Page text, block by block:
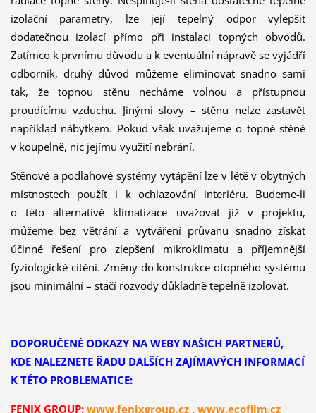
izolační parametry, lze její tepelný odpor vylepšit
dodatečnou izolací přímo při instalaci topných obvodů.
Zatímco k prvnímu důvodu a k eventuální nápravě se vyjádří
odborník, druhý důvod můžeme eliminovat snadno sami
tak, že topnou stěnu necháme volnou a přístupnou
proudícímu vzduchu. Jinými slovy – stěnu nelze zastavět
například nábytkem. Pokud však uvažujeme o topné stěně
v koupelně, nic jejímu využití nebrání.
Stěnové a podlahové systémy vytápění lze v létě v obytných
místnostech použít i k ochlazování interiéru. Budeme-li
o této alternativě klimatizace uvažovat již v projektu,
můžeme bez větrání a vytváření průvanu snadno získat
účinné řešení pro zlepšení mikroklimatu a příjemnější
fyziologické cítění. Změny do konstrukce otopného systému
jsou minimální – stačí rozvody důkladně tepelně izolovat.
DOPORUČENÉ ODKAZY NA WEBY NAŠICH PARTNERŮ,
KDE NALEZNETE ŘADU DALŠÍCH ZAJÍMAVÝCH INFORMACÍ
K TÉTO PROBLEMATICE:
FENIX GROUP: www.fenixgroup.cz , www.ecofilm.cz